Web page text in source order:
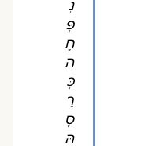
פְּ
חָ
ה
כְּ
רֵ
סָ
הּ